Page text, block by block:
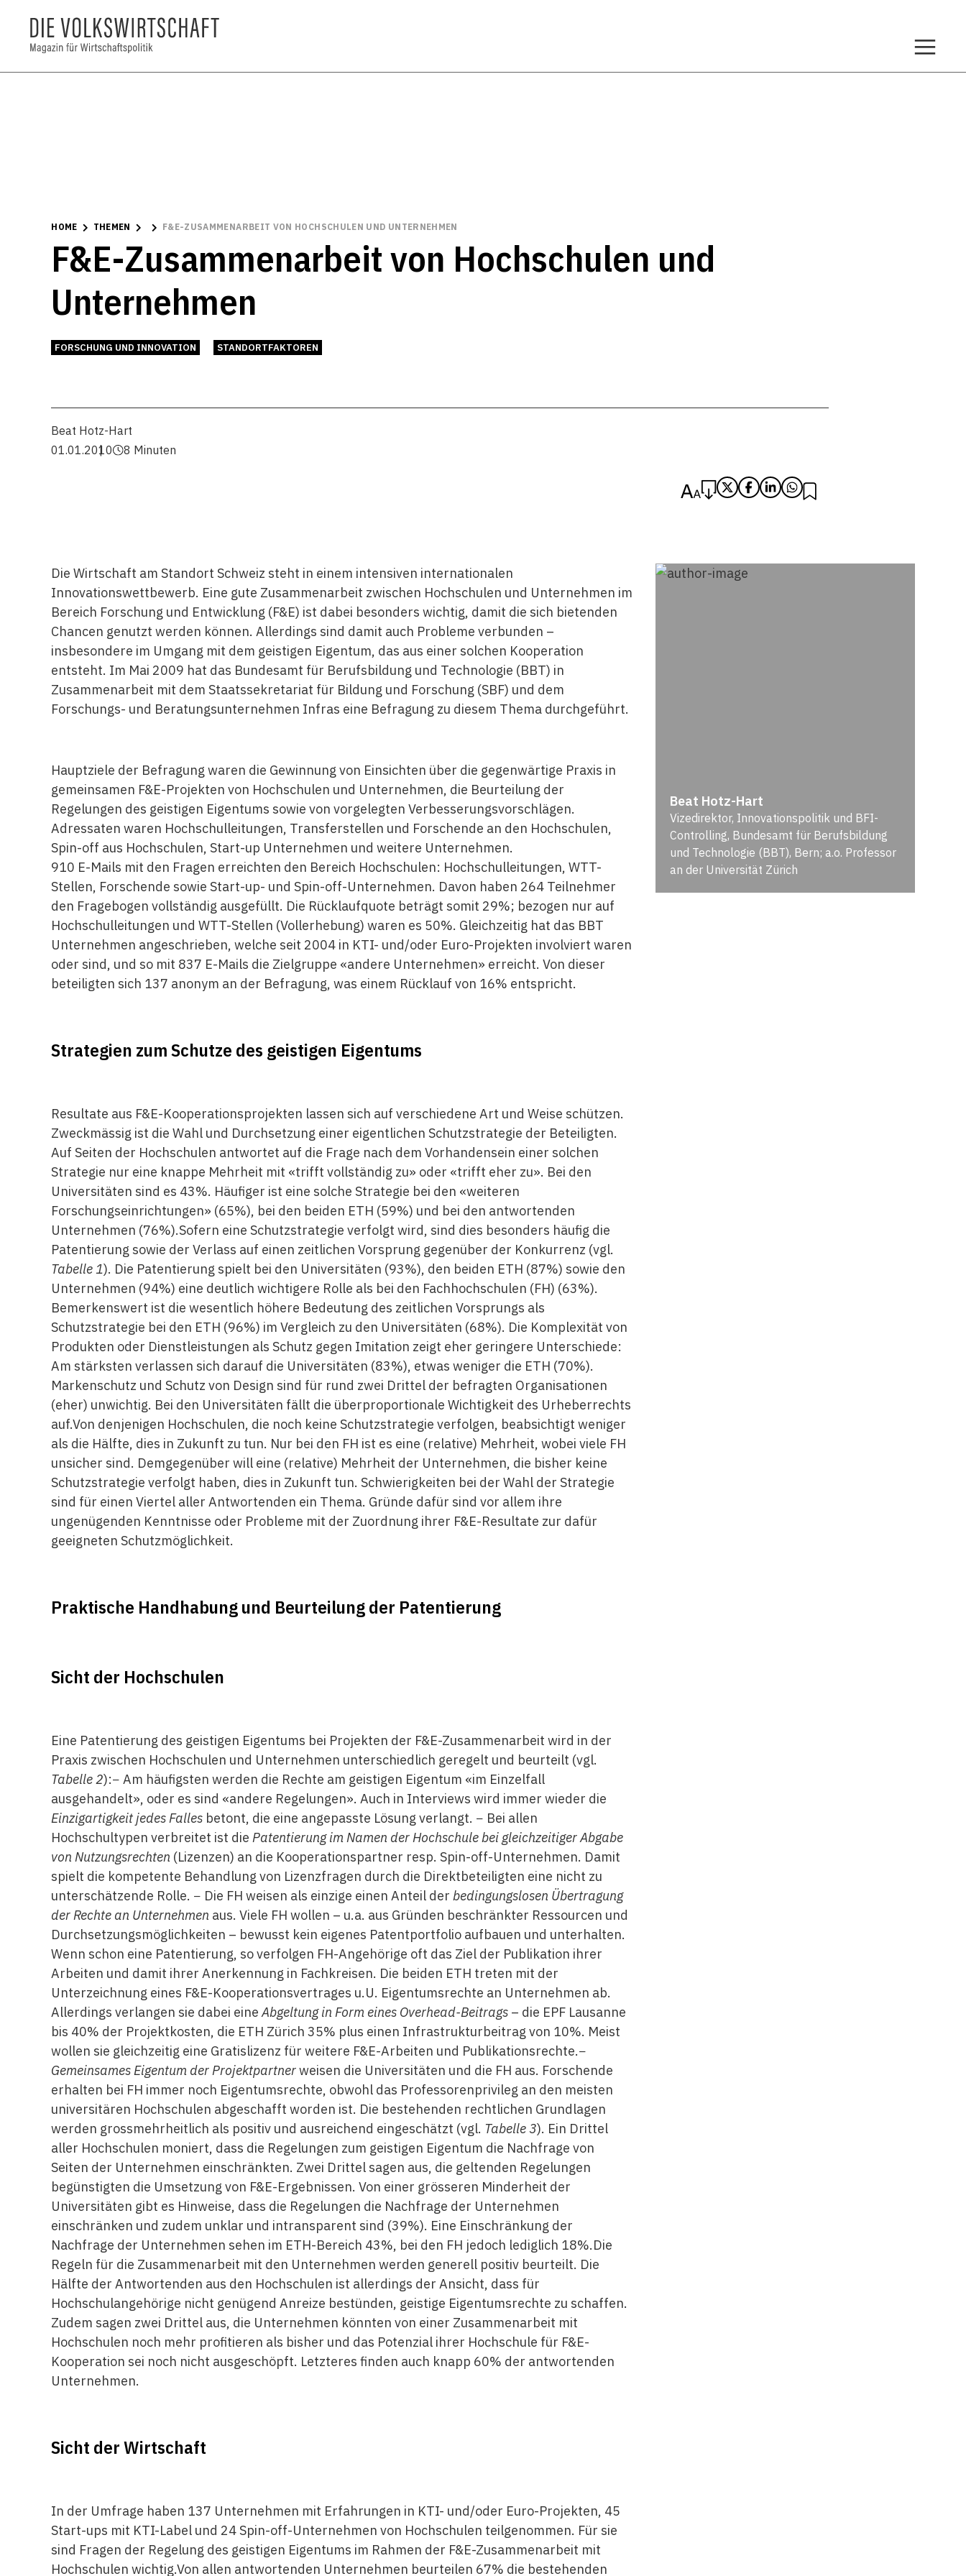
HOME THEMEN F&E-ZUSAMMENARBEIT VON HOCHSCHULEN UND UNTERNEHMEN
F&E-Zusammenarbeit von Hochschulen und
Unternehmen
FORSCHUNG UND INNOVATION STANDORTFAKTOREN
Beat Hotz-Hart
01.01.2010
8 Minuten
Die Wirtschaft am Standort Schweiz steht in einem intensiven internationalen
Innovationswettbewerb. Eine gute Zusammenarbeit zwischen Hochschulen und Unternehmen im
Bereich Forschung und Entwicklung (F&E) ist dabei besonders wichtig, damit die sich bietenden
Chancen genutzt werden können. Allerdings sind damit auch Probleme verbunden –
insbesondere im Umgang mit dem geistigen Eigentum, das aus einer solchen Kooperation
entsteht. Im Mai 2009 hat das Bundesamt für Berufsbildung und Technologie (BBT) in
Zusammenarbeit mit dem Staatssekretariat für Bildung und Forschung (SBF) und dem
Forschungs- und Beratungsunternehmen Infras eine Befragung zu diesem Thema durchgeführt.
Hauptziele der Befragung waren die Gewinnung von Einsichten über die gegenwärtige Praxis in
gemeinsamen F&E-Projekten von Hochschulen und Unternehmen, die Beurteilung der
Regelungen des geistigen Eigentums sowie von vorgelegten Verbesserungsvorschlägen.
Adressaten waren Hochschulleitungen, Transferstellen und Forschende an den Hochschulen,
Spin-off aus Hochschulen, Start-up Unternehmen und weitere Unternehmen.
910 E-Mails mit den Fragen erreichten den Bereich Hochschulen: Hochschulleitungen, WTT-
Stellen, Forschende sowie Start-up- und Spin-off-Unternehmen. Davon haben 264 Teilnehmer
den Fragebogen vollständig ausgefüllt. Die Rücklaufquote beträgt somit 29%; bezogen nur auf
Hochschulleitungen und WTT-Stellen (Vollerhebung) waren es 50%. Gleichzeitig hat das BBT
Unternehmen angeschrieben, welche seit 2004 in KTI- und/oder Euro-Projekten involviert waren
oder sind, und so mit 837 E-Mails die Zielgruppe «andere Unternehmen» erreicht. Von dieser
beteiligten sich 137 anonym an der Befragung, was einem Rücklauf von 16% entspricht.
Strategien zum Schutze des geistigen Eigentums
Resultate aus F&E-Kooperationsprojekten lassen sich auf verschiedene Art und Weise schützen.
Zweckmässig ist die Wahl und Durchsetzung einer eigentlichen Schutzstrategie der Beteiligten.
Auf Seiten der Hochschulen antwortet auf die Frage nach dem Vorhandensein einer solchen
Strategie nur eine knappe Mehrheit mit «trifft vollständig zu» oder «trifft eher zu». Bei den
Universitäten sind es 43%. Häufiger ist eine solche Strategie bei den «weiteren
Forschungseinrichtungen» (65%), bei den beiden ETH (59%) und bei den antwortenden
Unternehmen (76%).Sofern eine Schutzstrategie verfolgt wird, sind dies besonders häufig die
Patentierung sowie der Verlass auf einen zeitlichen Vorsprung gegenüber der Konkurrenz (vgl.
Tabelle 1). Die Patentierung spielt bei den Universitäten (93%), den beiden ETH (87%) sowie den
Unternehmen (94%) eine deutlich wichtigere Rolle als bei den Fachhochschulen (FH) (63%).
Bemerkenswert ist die wesentlich höhere Bedeutung des zeitlichen Vorsprungs als
Schutzstrategie bei den ETH (96%) im Vergleich zu den Universitäten (68%). Die Komplexität von
Produkten oder Dienstleistungen als Schutz gegen Imitation zeigt eher geringere Unterschiede:
Am stärksten verlassen sich darauf die Universitäten (83%), etwas weniger die ETH (70%).
Markenschutz und Schutz von Design sind für rund zwei Drittel der befragten Organisationen
(eher) unwichtig. Bei den Universitäten fällt die überproportionale Wichtigkeit des Urheberrechts
auf.Von denjenigen Hochschulen, die noch keine Schutzstrategie verfolgen, beabsichtigt weniger
als die Hälfte, dies in Zukunft zu tun. Nur bei den FH ist es eine (relative) Mehrheit, wobei viele FH
unsicher sind. Demgegenüber will eine (relative) Mehrheit der Unternehmen, die bisher keine
Schutzstrategie verfolgt haben, dies in Zukunft tun. Schwierigkeiten bei der Wahl der Strategie
sind für einen Viertel aller Antwortenden ein Thema. Gründe dafür sind vor allem ihre
ungenügenden Kenntnisse oder Probleme mit der Zuordnung ihrer F&E-Resultate zur dafür
geeigneten Schutzmöglichkeit.
Praktische Handhabung und Beurteilung der Patentierung
Sicht der Hochschulen
Eine Patentierung des geistigen Eigentums bei Projekten der F&E-Zusammenarbeit wird in der
Praxis zwischen Hochschulen und Unternehmen unterschiedlich geregelt und beurteilt (vgl.
Tabelle 2):− Am häufigsten werden die Rechte am geistigen Eigentum «im Einzelfall
ausgehandelt», oder es sind «andere Regelungen». Auch in Interviews wird immer wieder die
Einzigartigkeit jedes Falles betont, die eine angepasste Lösung verlangt. − Bei allen
Hochschultypen verbreitet ist diePatentierung im Namen der Hochschule bei gleichzeitiger Abgabe
von Nutzungsrechten (Lizenzen) an die Kooperationspartner resp. Spin-off-Unternehmen. Damit
spielt die kompetente Behandlung von Lizenzfragen durch die Direktbeteiligten eine nicht zu
unterschätzende Rolle. − Die FH weisen als einzige einen Anteil derbedingungslosen Übertragung
der Rechte an Unternehmen aus. Viele FH wollen – u.a. aus Gründen beschränkter Ressourcen und
Durchsetzungsmöglichkeiten – bewusst kein eigenes Patentportfolio aufbauen und unterhalten.
Wenn schon eine Patentierung, so verfolgen FH-Angehörige oft das Ziel der Publikation ihrer
Arbeiten und damit ihrer Anerkennung in Fachkreisen. Die beiden ETH treten mit der
Unterzeichnung eines F&E-Kooperationsvertrages u.U. Eigentumsrechte an Unternehmen ab.
Allerdings verlangen sie dabei eineAbgeltung in Form eines Overhead-Beitrags – die EPF Lausanne
bis 40% der Projektkosten, die ETH Zürich 35% plus einen Infrastrukturbeitrag von 10%. Meist
wollen sie gleichzeitig eine Gratislizenz für weitere F&E-Arbeiten und Publikationsrechte.−
Gemeinsames Eigentum der Projektpartnerweisen die Universitäten und die FH aus. Forschende
erhalten bei FH immer noch Eigentumsrechte, obwohl das Professorenprivileg an den meisten
universitären Hochschulen abgeschafft worden ist. Die bestehenden rechtlichen Grundlagen
werden grossmehrheitlich als positiv und ausreichend eingeschätzt (vgl. Tabelle 3). Ein Drittel
aller Hochschulen moniert, dass die Regelungen zum geistigen Eigentum die Nachfrage von
Seiten der Unternehmen einschränkten. Zwei Drittel sagen aus, die geltenden Regelungen
begünstigten die Umsetzung von F&E-Ergebnissen. Von einer grösseren Minderheit der
Universitäten gibt es Hinweise, dass die Regelungen die Nachfrage der Unternehmen
einschränken und zudem unklar und intransparent sind (39%). Eine Einschränkung der
Nachfrage der Unternehmen sehen im ETH-Bereich 43%, bei den FH jedoch lediglich 18%.Die
Regeln für die Zusammenarbeit mit den Unternehmen werden generell positiv beurteilt. Die
Hälfte der Antwortenden aus den Hochschulen ist allerdings der Ansicht, dass für
Hochschulangehörige nicht genügend Anreize bestünden, geistige Eigentumsrechte zu schaffen.
Zudem sagen zwei Drittel aus, die Unternehmen könnten von einer Zusammenarbeit mit
Hochschulen noch mehr profitieren als bisher und das Potenzial ihrer Hochschule für F&E-
Kooperation sei noch nicht ausgeschöpft. Letzteres finden auch knapp 60% der antwortenden
Unternehmen.
Sicht der Wirtschaft
In der Umfrage haben 137 Unternehmen mit Erfahrungen in KTI- und/oder Euro-Projekten, 45
Start-ups mit KTI-Label und 24 Spin-off-Unternehmen von Hochschulen teilgenommen. Für sie
sind Fragen der Regelung des geistigen Eigentums im Rahmen der F&E-Zusammenarbeit mit
Hochschulen wichtig.Von allen antwortenden Unternehmen beurteilen 67% die bestehenden
Beat Hotz-Hart
Vizedirektor, Innovationspolitik und BFI-
Controlling, Bundesamt für Berufsbildung
und Technologie (BBT), Bern; a.o. Professor
an der Universität Zürich